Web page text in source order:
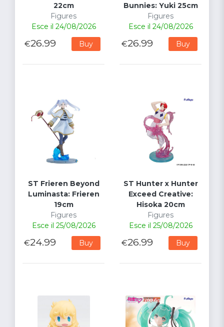
22cm
Figures
Esce il 24/08/2026
€26.99 Buy
Bunnies: Yuki 25cm
Figures
Esce il 24/08/2026
€26.99 Buy
ST Frieren Beyond
Luminasta: Frieren
19cm
Figures
Esce il 25/08/2026
€24.99 Buy
ST Hunter x Hunter
Exceed Creative:
Hisoka 20cm
Figures
Esce il 25/08/2026
€26.99 Buy